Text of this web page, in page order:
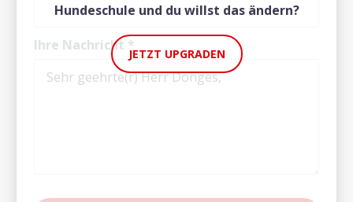
Hundeschule und du willst das ändern?
JETZT UPGRADEN
Ihre Nachricht *